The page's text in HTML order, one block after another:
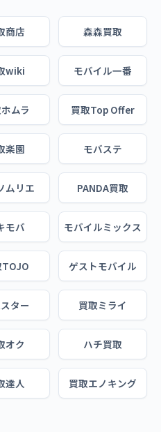
商店 森森買取
wiki モバイル一番
ムラ 買取Top Offer
楽園 モバステ
ムリエ PANDA買取
モバ モバイルミックス
TOJO ゲストモバイル
ター 買取ミライ
オク ハチ買取
達人 買取エノキング